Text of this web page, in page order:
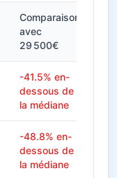
Comparaison
avec
29 500€
-41.5% en-
dessous de
la médiane
-48.8% en-
dessous de
la médiane